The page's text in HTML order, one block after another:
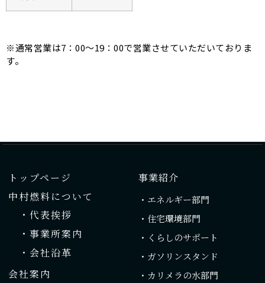
※通常営業は7：00～19：00で営業させていただいておりま
す。
トップページ
中村燃料について
・代表挨拶
・事業所案内
・会社沿革
会社案内
事業紹介
・エネルギー部門
・住宅環境部門
・くらしのサポート
・ガソリンスタンド
・カリメラの水部門